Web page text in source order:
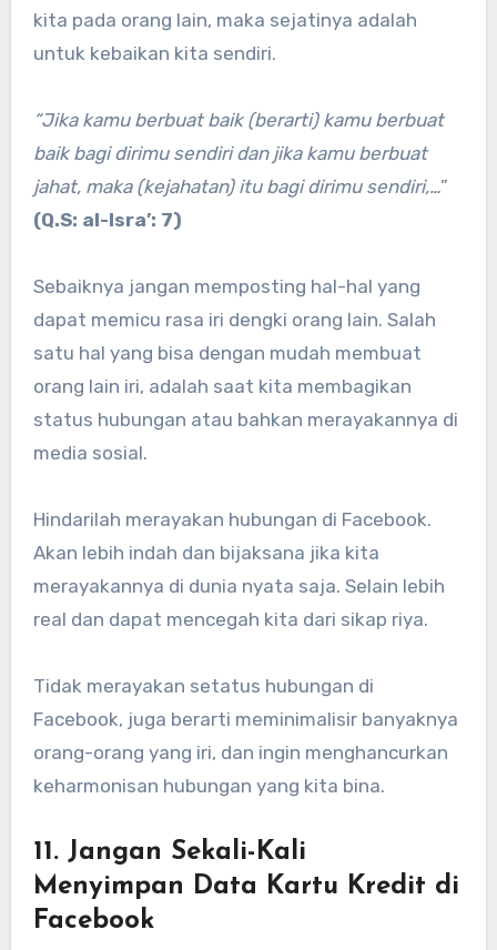
kita pada orang lain, maka sejatinya adalah
untuk kebaikan kita sendiri.
“Jika kamu berbuat baik (berarti) kamu berbuat
baik bagi dirimu sendiri dan jika kamu berbuat
jahat, maka (kejahatan) itu bagi dirimu sendiri,…”
(Q.S: al-Isra’: 7)
Sebaiknya jangan memposting hal-hal yang
dapat memicu rasa iri dengki orang lain. Salah
satu hal yang bisa dengan mudah membuat
orang lain iri, adalah saat kita membagikan
status hubungan atau bahkan merayakannya di
media sosial.
Hindarilah merayakan hubungan di Facebook.
Akan lebih indah dan bijaksana jika kita
merayakannya di dunia nyata saja. Selain lebih
real dan dapat mencegah kita dari sikap riya.
Tidak merayakan setatus hubungan di
Facebook, juga berarti meminimalisir banyaknya
orang-orang yang iri, dan ingin menghancurkan
keharmonisan hubungan yang kita bina.
11. Jangan Sekali-Kali
Menyimpan Data Kartu Kredit di
Facebook